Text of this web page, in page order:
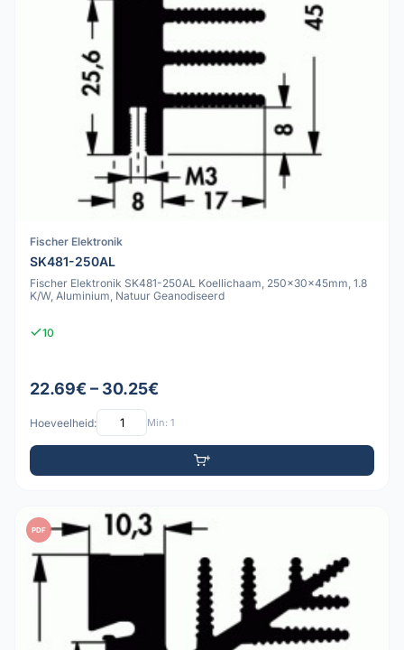
Fischer Elektronik
SK481-250AL
Fischer Elektronik SK481-250AL Koellichaam, 250x30x45mm, 1.8
K/W, Aluminium, Natuur Geanodiseerd
10
22.69€ – 30.25€
Hoeveelheid: Min: 1
PDF